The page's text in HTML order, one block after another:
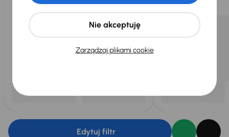
Edytuj filtr
Zarządzaj plikami cookie
Nie akceptuję